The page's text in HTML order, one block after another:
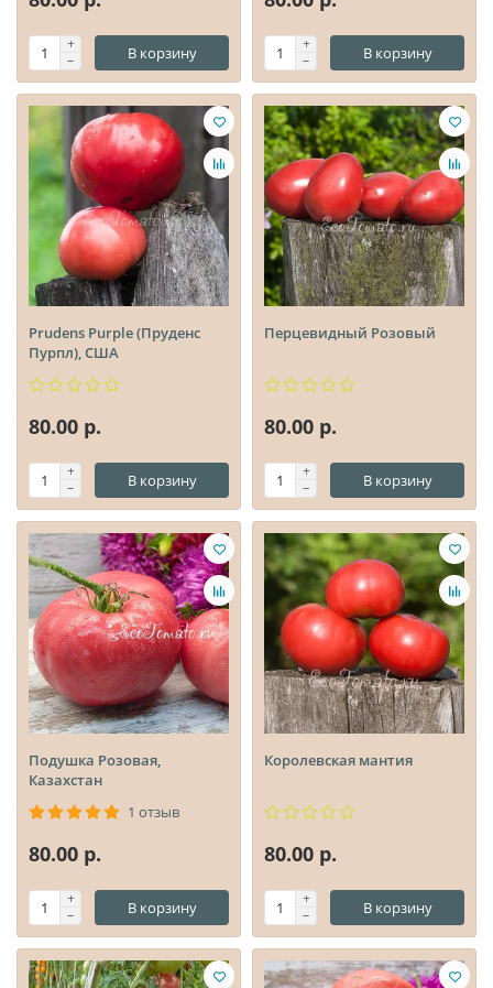
В корзину В корзину
Prudens Purple (Пруденс
Пурпл), США
80.00 р.
В корзину
Перцевидный Розовый
80.00 р.
В корзину
Подушка Розовая,
Казахстан
1 отзыв
80.00 р.
В корзину
Королевская мантия
80.00 р.
В корзину